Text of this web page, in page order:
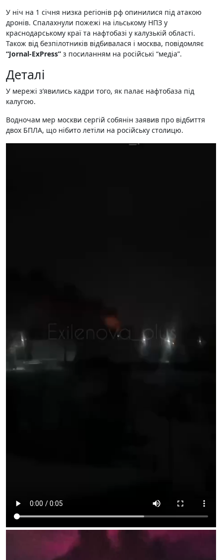
У ніч на 1 січня низка регіонів рф опинилися під атакою
дронів. Спалахнули пожежі на ільському НПЗ у
краснодарському краї та нафтобазі у калузькій області.
Також від безпілотників відбивалася і москва, повідомляє
“Jornal-ExPress” з посиланням на російські “медіа”.
Деталі
У мережі з’явились кадри того, як палає нафтобаза під
калугою.
Водночам мер москви сергій собянін заявив про відбиття
двох БПЛА, що нібито летіли на російську столицю.